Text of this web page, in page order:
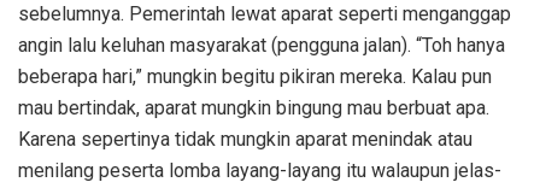
sebelumnya. Pemerintah lewat aparat seperti menganggap
angin lalu keluhan masyarakat (pengguna jalan). “Toh hanya
beberapa hari,” mungkin begitu pikiran mereka. Kalau pun
mau bertindak, aparat mungkin bingung mau berbuat apa.
Karena sepertinya tidak mungkin aparat menindak atau
menilang peserta lomba layang-layang itu walaupun jelas-